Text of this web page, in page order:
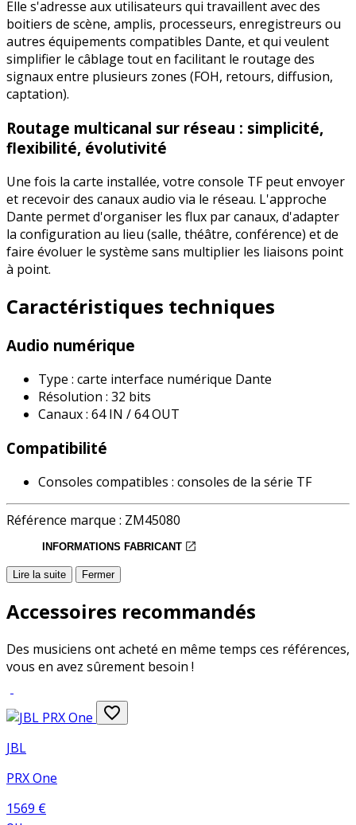
Elle s'adresse aux utilisateurs qui travaillent avec des
boitiers de scène, amplis, processeurs, enregistreurs ou
autres équipements compatibles Dante, et qui veulent
simplifier le câblage tout en facilitant le routage des
signaux entre plusieurs zones (FOH, retours, diffusion,
captation).
Routage multicanal sur réseau : simplicité,
flexibilité, évolutivité
Une fois la carte installée, votre console TF peut envoyer
et recevoir des canaux audio via le réseau. L'approche
Dante permet d'organiser les flux par canaux, d'adapter
la configuration au lieu (salle, théâtre, conférence) et de
faire évoluer le système sans multiplier les liaisons point
à point.
Caractéristiques techniques
Audio numérique
Type : carte interface numérique Dante
Résolution : 32 bits
Canaux : 64 IN / 64 OUT
Compatibilité
Consoles compatibles : consoles de la série TF
Référence marque : ZM45080
INFORMATIONS FABRICANT
Lire la suite Fermer
Accessoires recommandés
Des musiciens ont acheté en même temps ces références,
vous en avez sûrement besoin !
favorite_border
JBL
PRX One
1569 €